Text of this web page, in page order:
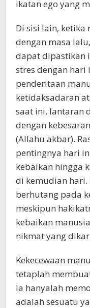
ikatan ego yang
Di sisi lain, ketika
dengan masa
dapat dipastikan
stres dengan hari
penderitaan
ketidaksadaran
saat ini, lantaran
dengan
(Allahu akbar).
pentingnya hari
kebaikan hingga
di kemudian hari.
berhutang pada
meskipun
kebaikan
nikmat yang
Kekecewaan
tetaplah
Ia hanyalah
adalah sesuatu